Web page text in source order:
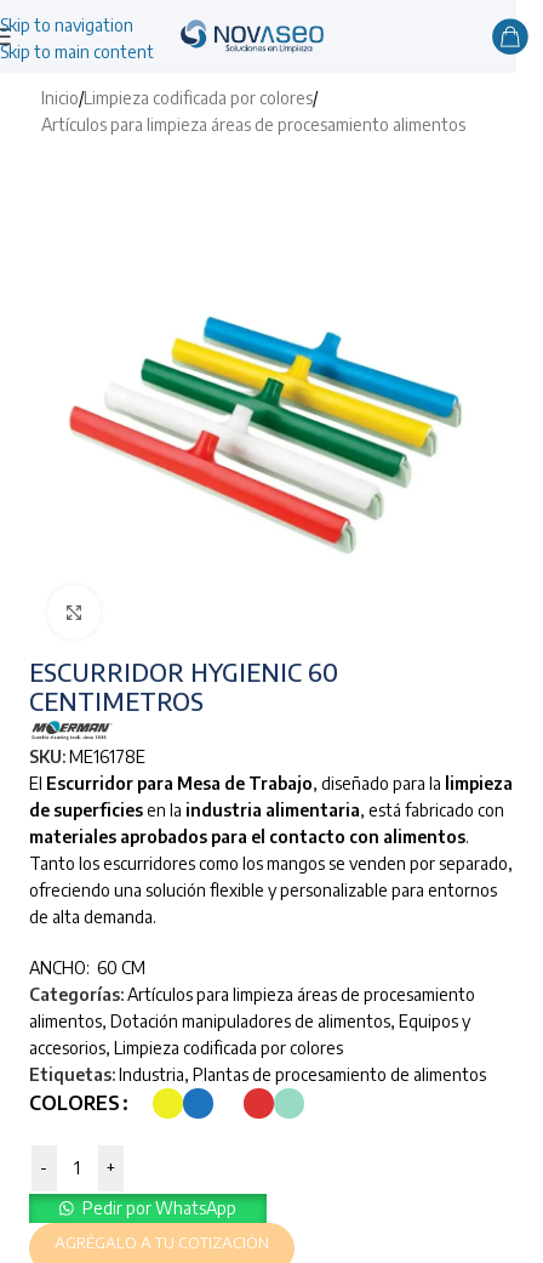
Skip to navigation
Skip to main content
Inicio/Limpieza codificada por colores/
Artículos para limpieza áreas de procesamiento alimentos
ESCURRIDOR HYGIENIC 60
CENTIMETROS
SKU:ME16178E
El Escurridor para Mesa de Trabajo, diseñado para la limpieza
de superficiesen la industria alimentaria, está fabricado con
materiales aprobados para el contacto con alimentos.
Tanto los escurridores como los mangos se venden por separado,
ofreciendo una solución flexible y personalizable para entornos
de alta demanda.
ANCHO: 60 CM
Categorías:Artículos para limpieza áreas de procesamiento
alimentos, Dotación manipuladores de alimentos, Equipos y
accesorios, Limpieza codificada por colores
Etiquetas:Industria, Plantas de procesamiento de alimentos
COLORES
-
+
Pedir por WhatsApp
AGRÉGALO A TU COTIZACIÓN